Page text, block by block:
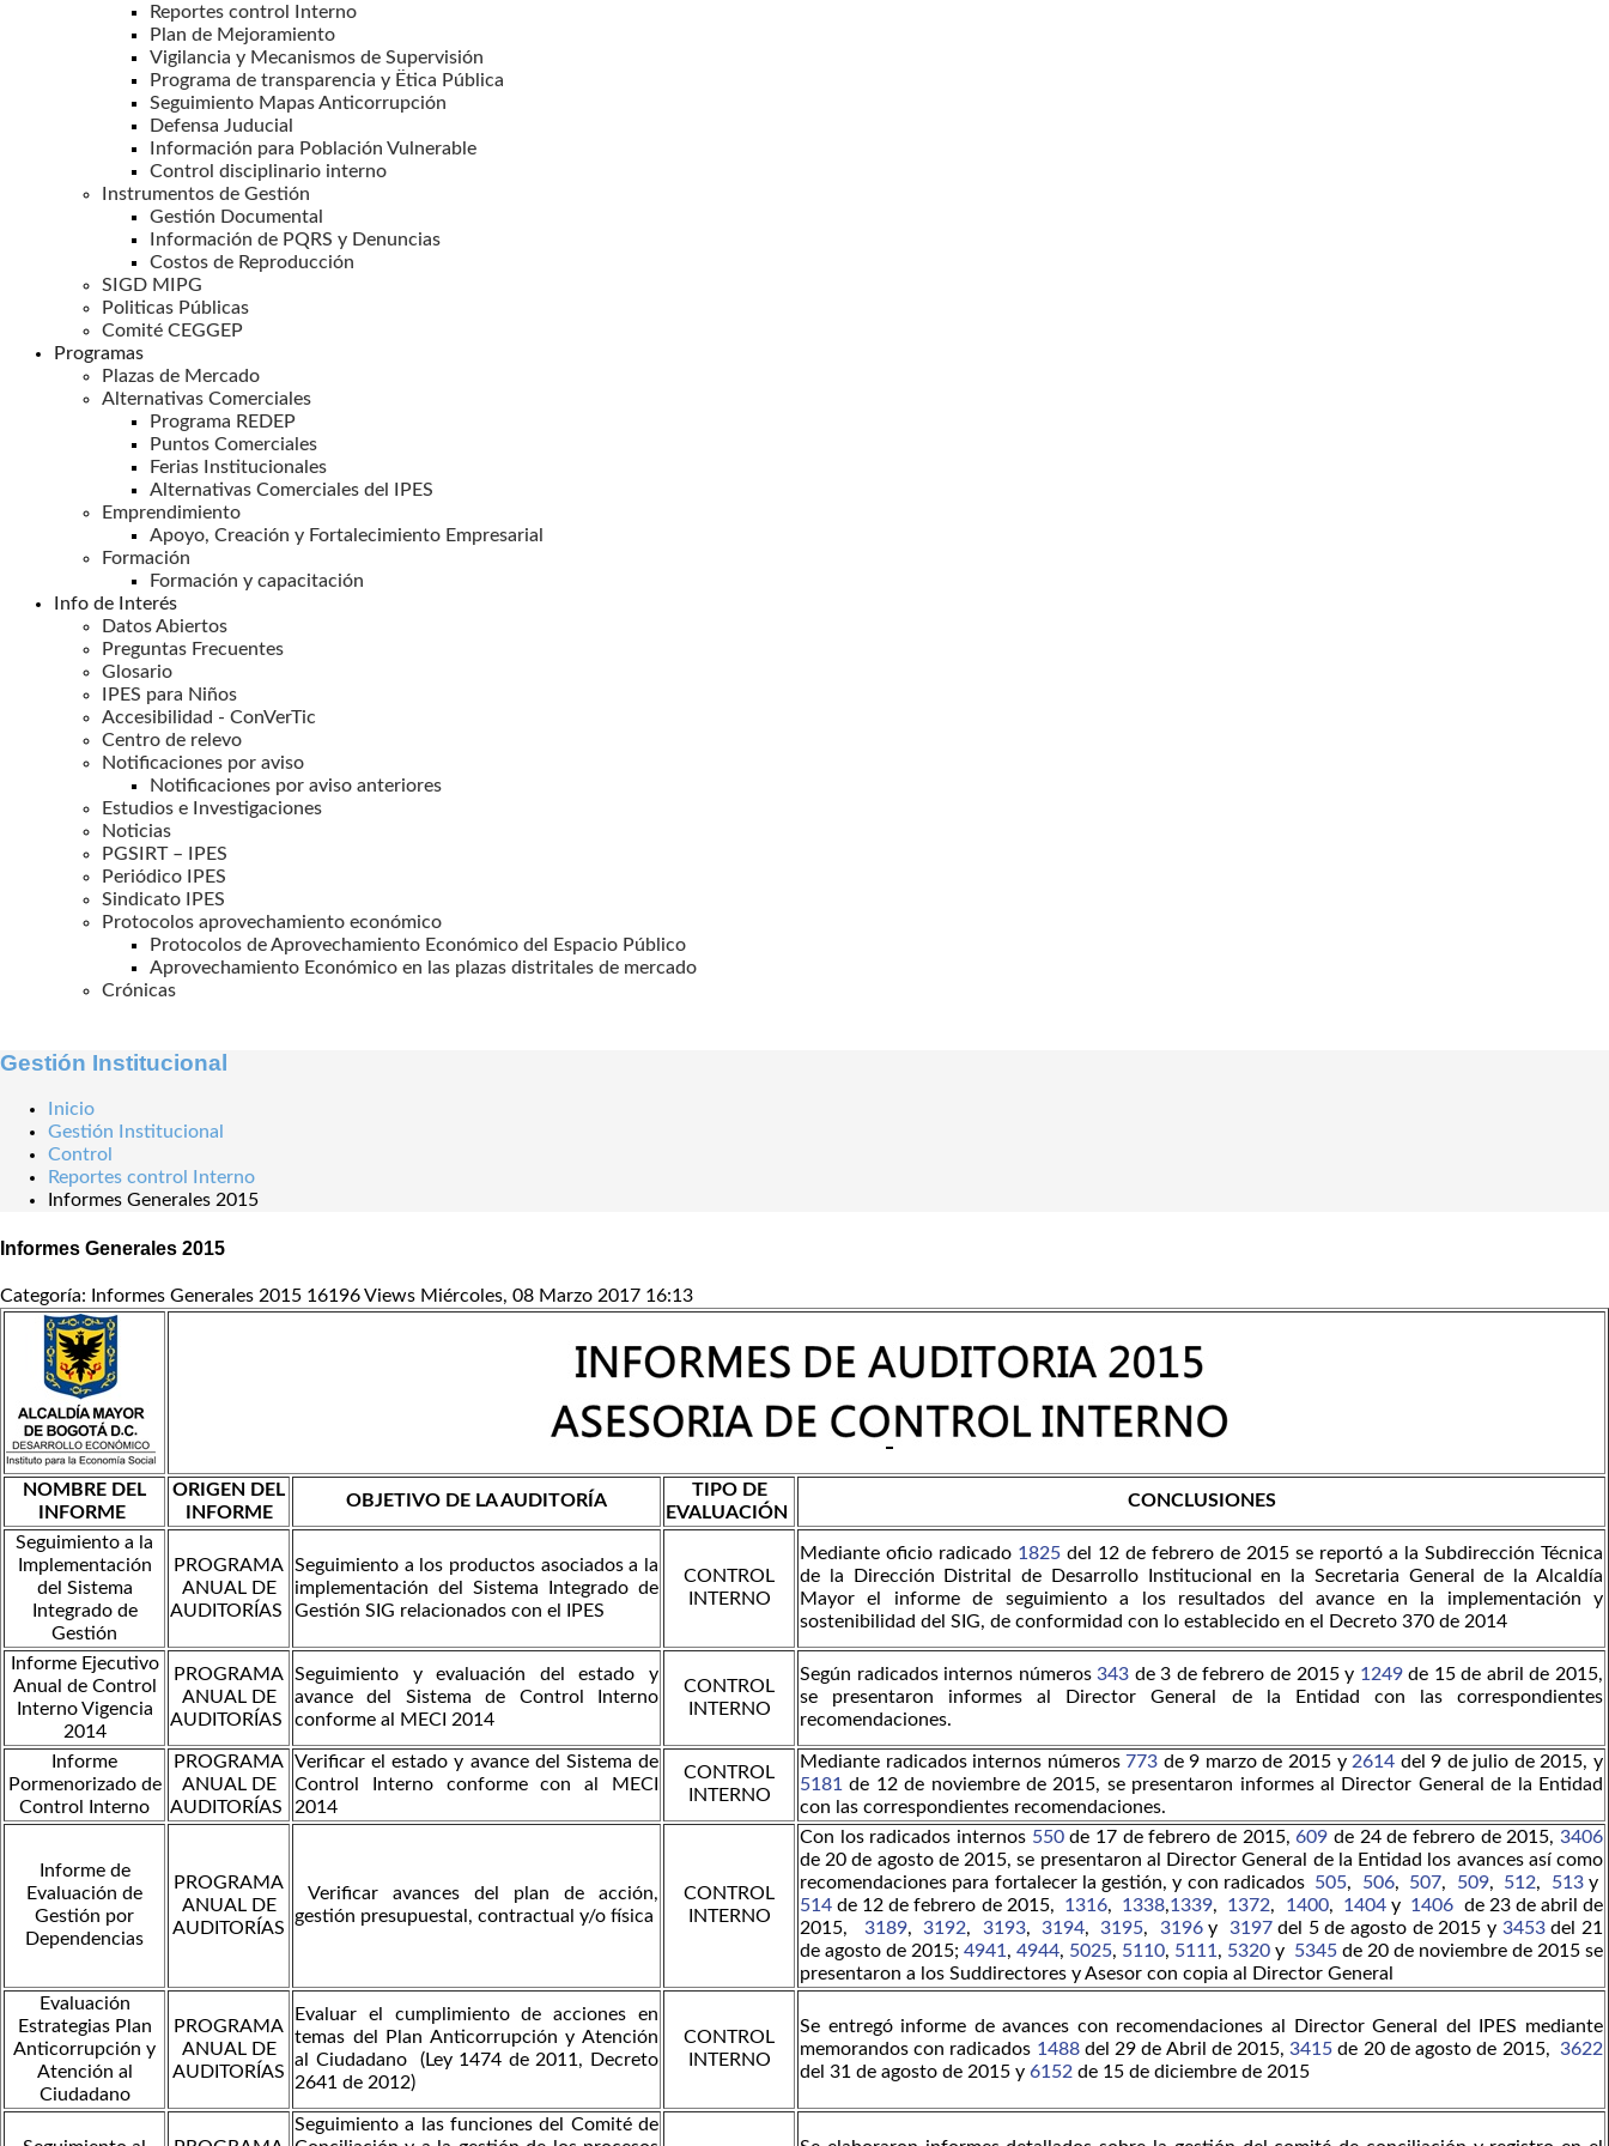
Reportes control Interno
Plan de Mejoramiento
Vigilancia y Mecanismos de Supervisión
Programa de transparencia y Ëtica Pública
Seguimiento Mapas Anticorrupción
Defensa Juducial
Información para Población Vulnerable
Control disciplinario interno
Instrumentos de Gestión
Gestión Documental
Información de PQRS y Denuncias
Costos de Reproducción
SIGD MIPG
Politicas Públicas
Comité CEGGEP
Programas
Plazas de Mercado
Alternativas Comerciales
Programa REDEP
Puntos Comerciales
Ferias Institucionales
Alternativas Comerciales del IPES
Emprendimiento
Apoyo, Creación y Fortalecimiento Empresarial
Formación
Formación y capacitación
Info de Interés
Datos Abiertos
Preguntas Frecuentes
Glosario
IPES para Niños
Accesibilidad - ConVerTic
Centro de relevo
Notificaciones por aviso
Notificaciones por aviso anteriores
Estudios e Investigaciones
Noticias
PGSIRT – IPES
Periódico IPES
Sindicato IPES
Protocolos aprovechamiento económico
Protocolos de Aprovechamiento Económico del Espacio Público
Aprovechamiento Económico en las plazas distritales de mercado
Crónicas
Gestión Institucional
Inicio
Gestión Institucional
Control
Reportes control Interno
Informes Generales 2015
Informes Generales 2015
Categoría: Informes Generales 2015 16196 Views Miércoles, 08 Marzo 2017 16:13
NOMBRE DEL
INFORME
ORIGEN DEL
INFORME
OBJETIVO DE LA AUDITORÍA
TIPO DE
EVALUACIÓN
CONCLUSIONES
Seguimiento a la
Implementación
del Sistema
Integrado de
Gestión
PROGRAMA
ANUAL DE
AUDITORÍAS
Seguimiento a los productos asociados a la
implementación del Sistema Integrado de
Gestión SIG relacionados con el IPES
CONTROL
INTERNO
Mediante oficio radicado 1825 del 12 de febrero de 2015 se reportó a la Subdirección Técnica
de la Dirección Distrital de Desarrollo Institucional en la Secretaria General de la Alcaldía
Mayor el informe de seguimiento a los resultados del avance en la implementación y
sostenibilidad del SIG, de conformidad con lo establecido en el Decreto 370 de 2014
Informe Ejecutivo
Anual de Control
Interno Vigencia
2014
PROGRAMA
ANUAL DE
AUDITORÍAS
Seguimiento y evaluación del estado y
avance del Sistema de Control Interno
conforme al MECI 2014
CONTROL
INTERNO
Según radicados internos números343 de 3 de febrero de 2015 y 1249de 15 de abril de 2015,
se presentaron informes al Director General de la Entidad con las correspondientes
recomendaciones.
Informe
Pormenorizado de
Control Interno
PROGRAMA
ANUAL DE
AUDITORÍAS
Verificar el estado y avance del Sistema de
Control Interno conforme con al MECI
2014
CONTROL
INTERNO
Mediante radicados internos números773 de 9 marzo de 2015 y 2614 del 9 de julio de 2015, y
5181 de 12 de noviembre de 2015, se presentaron informes al Director General de la Entidad
con las correspondientes recomendaciones.
Informe de
Evaluación de
Gestión por
Dependencias
PROGRAMA
ANUAL DE
AUDITORÍAS
Verificar avances del plan de acción,
gestión presupuestal, contractual y/o física
CONTROL
INTERNO
Con los radicados internos 550de 17 de febrero de 2015,609 de 24 de febrero de 2015,3406
de 20 de agosto de 2015, se presentaron al Director General de la Entidad los avances así como
recomendaciones para fortalecer la gestión, y con radicados 505, 506, 507, 509, 512, 513y
514 de 12 de febrero de 2015, 1316, 1338,1339, 1372, 1400, 1404y 1406 de 23 de abril de
2015, 3189,3192, 3193, 3194,3195, 3196y 3197del 5 de agosto de 2015 y 3453del 21
de agosto de 2015; 4941, 4944, 5025, 5110, 5111, 5320 y 5345 de 20 de noviembre de 2015 se
presentaron a los Suddirectores y Asesor con copia al Director General
Evaluación
Estrategias Plan
Anticorrupción y
Atención al
Ciudadano
PROGRAMA
ANUAL DE
AUDITORÍAS
Evaluar el cumplimiento de acciones en
temas del Plan Anticorrupción y Atención
al Ciudadano (Ley 1474 de 2011, Decreto
2641 de 2012)
CONTROL
INTERNO
Se entregó informe de avances con recomendaciones al Director General del IPES mediante
memorandos con radicados 1488del 29 de Abril de 2015,3415 de 20 de agosto de 2015,3622
del 31 de agosto de 2015 y 6152 de 15 de diciembre de 2015
Seguimiento a las funciones del Comité de